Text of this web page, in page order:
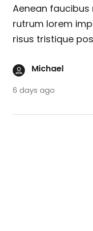
Aenean
rutrum lorem
risus tristique
Michael
6 days ago